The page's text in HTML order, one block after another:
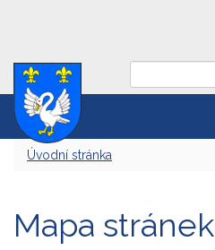
Úvodní stránka
Mapa stránek